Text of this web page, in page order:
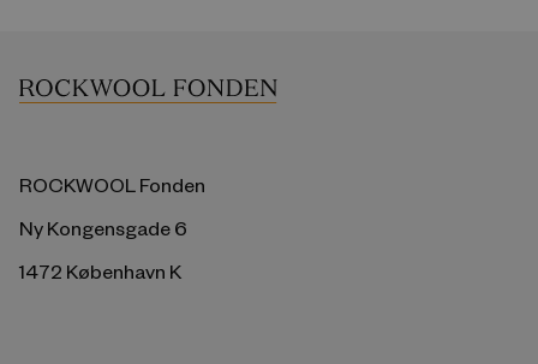
ROCKWOOL Fonden
Ny Kongensgade 6
1472 København K